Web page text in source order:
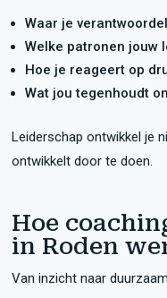
Waar je
Welke patronen jouw
Hoe je reageert op
Wat jou tegenhoudt
Leiderschap ontwikkel je
ontwikkelt door te doen.
Hoe
in Roden
Van inzicht naar